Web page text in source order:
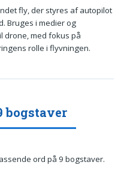
fly, der styres af autopilot
Bruges i medier og
drone, med fokus på
rolle i flyvningen.
bogstaver
ord på 9 bogstaver.